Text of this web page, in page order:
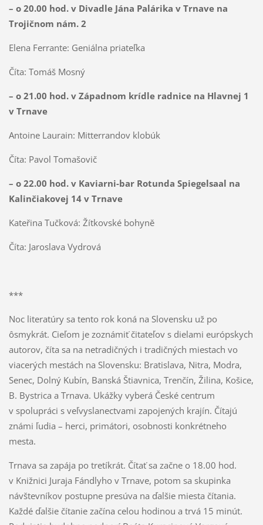
– o 20.00 hod. v Divadle Jána Palárika v Trnave na
Trojičnom nám. 2
Elena Ferrante: Geniálna priateľka
Číta: Tomáš Mosný
– o 21.00 hod. v Západnom krídle radnice na Hlavnej 1
v Trnave
Antoine Laurain: Mitterrandov klobúk
Číta: Pavol Tomašovič
– o 22.00 hod. v Kaviarni-bar Rotunda Spiegelsaal na
Kalinčiakovej 14 v Trnave
Kateřina Tučková: Žítkovské bohyně
Číta: Jaroslava Vydrová
***
Noc literatúry sa tento rok koná na Slovensku už po
ôsmykrát. Cieľom je zoznámiť čitateľov s dielami európskych
autorov, číta sa na netradičných i tradičných miestach vo
viacerých mestách na Slovensku: Bratislava, Nitra, Modra,
Senec, Dolný Kubín, Banská Štiavnica, Trenčín, Žilina, Košice,
B. Bystrica a Trnava. Ukážky vyberá České centrum
v spolupráci s veľvyslanectvami zapojených krajín. Čítajú
známi ľudia – herci, primátori, osobnosti konkrétneho
mesta.
Trnava sa zapája po tretíkrát. Čítať sa začne o 18.00 hod.
v Knižnici Juraja Fándlyho v Trnave, potom sa skupinka
návštevníkov postupne presúva na ďalšie miesta čítania.
Každé ďalšie čítanie začína celou hodinou a trvá 15 minút.